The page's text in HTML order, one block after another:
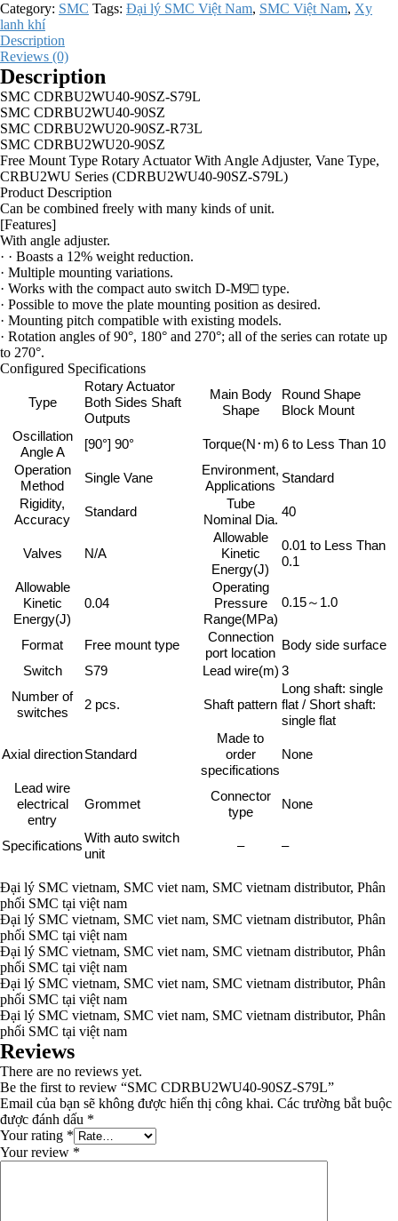
Category: SMC Tags: Đại lý SMC Việt Nam, SMC Việt Nam, Xy
lanh khí
Description
Reviews (0)
Description
SMC CDRBU2WU40-90SZ-S79L
SMC CDRBU2WU40-90SZ
SMC CDRBU2WU20-90SZ-R73L
SMC CDRBU2WU20-90SZ
Free Mount Type Rotary Actuator With Angle Adjuster, Vane Type,
CRBU2WU Series (CDRBU2WU40-90SZ-S79L)
Product Description
Can be combined freely with many kinds of unit.
[Features]
With angle adjuster.
· · Boasts a 12% weight reduction.
· Multiple mounting variations.
· Works with the compact auto switch D-M9□ type.
· Possible to move the plate mounting position as desired.
· Mounting pitch compatible with existing models.
· Rotation angles of 90°, 180° and 270°; all of the series can rotate up
to 270°.
Configured Specifications
Type
Rotary Actuator
Both Sides Shaft
Outputs
Main Body
Shape
Round Shape
Block Mount
Oscillation
Angle A
[90°] 90° Torque(N･m) 6 to Less Than 10
Operation
Method
Single Vane
Environment,
Applications
Standard
Rigidity,
Accuracy
Standard
Tube
Nominal Dia.
40
Valves N/A
Allowable
Kinetic
Energy(J)
0.01 to Less Than
0.1
Allowable
Kinetic
Energy(J)
0.04
Operating
Pressure
Range(MPa)
0.15～1.0
Format Free mount type
Connection
port location
Body side surface
Switch
S79 Lead wire(m) 3
Number of
switches
2 pcs. Shaft pattern
Long shaft: single
flat / Short shaft:
single flat
Axial directionStandard
Made to
order
specifications
None
Lead wire
electrical
entry
Grommet
Connector
type
None
Specifications
With auto switch
unit
– –
Đại lý SMC vietnam, SMC viet nam, SMC vietnam distributor, Phân
phối SMC tại việt nam
Đại lý SMC vietnam, SMC viet nam, SMC vietnam distributor, Phân
phối SMC tại việt nam
Đại lý SMC vietnam, SMC viet nam, SMC vietnam distributor, Phân
phối SMC tại việt nam
Đại lý SMC vietnam, SMC viet nam, SMC vietnam distributor, Phân
phối SMC tại việt nam
Đại lý SMC vietnam, SMC viet nam, SMC vietnam distributor, Phân
phối SMC tại việt nam
Reviews
There are no reviews yet.
Be the first to review “SMC CDRBU2WU40-90SZ-S79L”
Email của bạn sẽ không được hiển thị công khai. Các trường bắt buộc
được đánh dấu *
Your rating *
Your review *